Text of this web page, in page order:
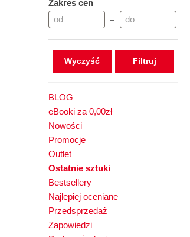
Zakres cen
–
Wyczyść
BLOG
eBooki za 0,00zł
Nowości
Promocje
Outlet
Ostatnie sztuki
Bestsellery
Najlepiej oceniane
Przedsprzedaż
Zapowiedzi